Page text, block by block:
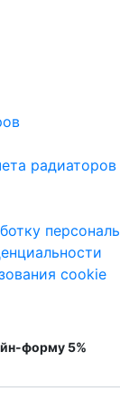
радиаторов
cookie
форму 5%